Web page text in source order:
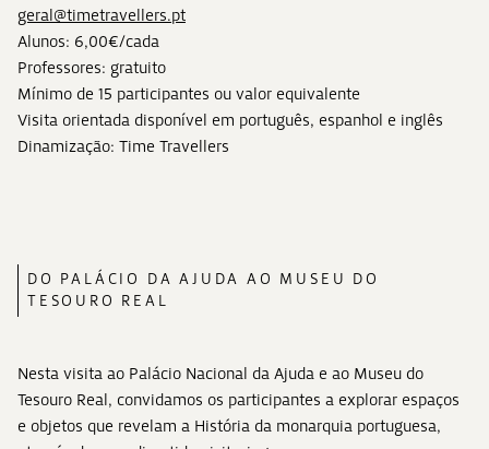
geral@timetravellers.pt
Alunos: 6,00€/cada
Professores: gratuito
Mínimo de 15 participantes ou valor equivalente
Visita orientada disponível em português, espanhol e inglês
Dinamização: Time Travellers
DO PALÁCIO DA AJUDA AO MUSEU DO
TESOURO REAL
Nesta visita ao Palácio Nacional da Ajuda e ao Museu do
Tesouro Real, convidamos os participantes a explorar espaços
e objetos que revelam a História da monarquia portuguesa,